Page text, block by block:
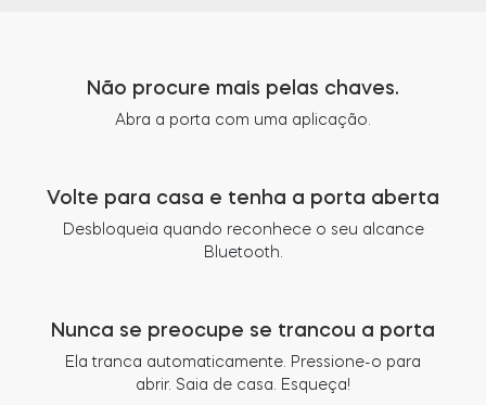
Não procure mais pelas chaves.
Abra a porta com uma aplicação.
Volte para casa e tenha a porta aberta
Desbloqueia quando reconhece o seu alcance
Bluetooth.
Nunca se preocupe se trancou a porta
Ela tranca automaticamente. Pressione-o para
abrir. Saia de casa. Esqueça!